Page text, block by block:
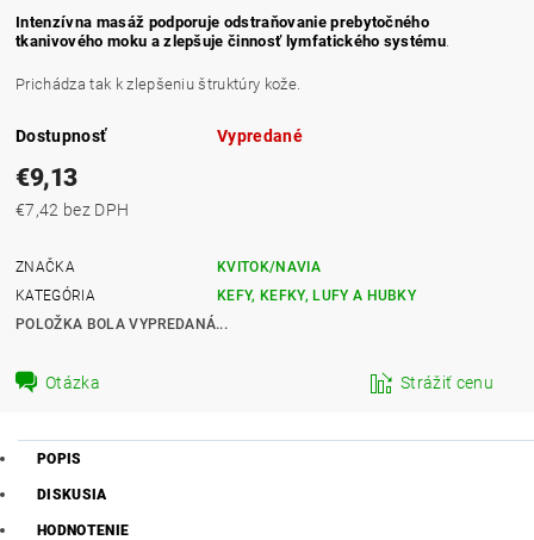
Intenzívna masáž podporuje odstraňovanie prebytočného
tkanivového moku a zlepšuje činnosť lymfatického systému
Prichádza tak k zlepšeniu štruktúry kože.
Dostupnosť Vypredané
€9,13
€7,42 bez DPH
ZNAČKA
KVITOK/NAVIA
KATEGÓRIA
KEFY, KEFKY, LUFY A HUBKY
POLOŽKA BOLA VYPREDANÁ...
Otázka Strážiť cenu
POPIS
DISKUSIA
HODNOTENIE